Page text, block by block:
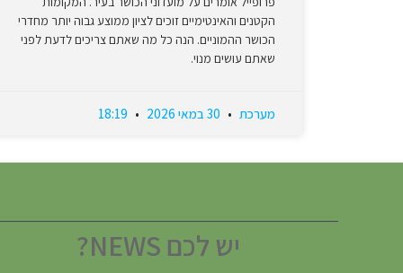
הקטנים והאינטימיים זוכים לציון ממוצע גבוה יותר מחדרי
הכושר ההמוניים. הנה כל מה שאתם צריכים לדעת לפני
שאתם עושים מנוי.
מערכת
יש לכם NEWS?